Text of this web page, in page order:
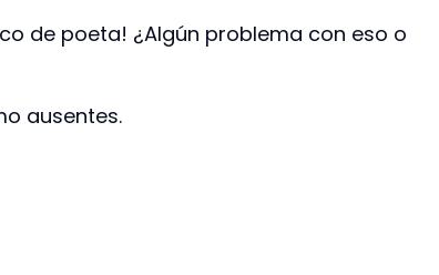
de poeta! ¿Algún problema con eso o
ausentes.